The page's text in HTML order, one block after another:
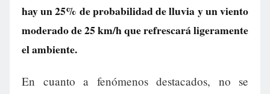
hay un 25% de probabilidad de lluvia y un viento
moderado de 25 km/h que refrescará ligeramente
el ambiente.
En cuanto a fenómenos destacados, no se